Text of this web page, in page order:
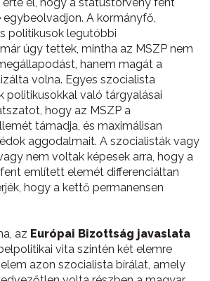
A kormányfő,
politikusok legutóbbi
úgy tettek, mintha az MSZP nem
hanem magát a
volna. Egyes szocialista
politikusokkal való tárgyalásai
hogy az MSZP a
támadja, és maximálisan
aggodalmait. A szocialisták vagy
nem voltak képesek arra, hogy a
említett elemét differenciáltan
hogy a kettő permanensen
az Európai Bizottság javaslata
vita szintén két elemre
azon szocialista bírálat, amely